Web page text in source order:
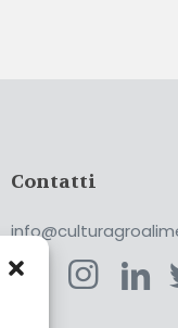
Contatti